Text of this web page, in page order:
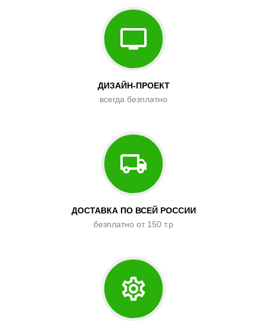
ДИЗАЙН-ПРОЕКТ
всегда безплатно
ДОСТАВКА ПО ВСЕЙ РОССИИ
безплатно от 150 т.р